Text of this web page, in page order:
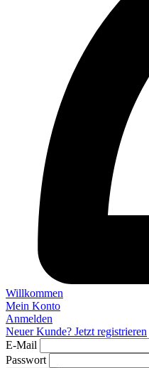
Willkommen
Mein Konto
Anmelden
Neuer Kunde? Jetzt registrieren
E-Mail
Passwort